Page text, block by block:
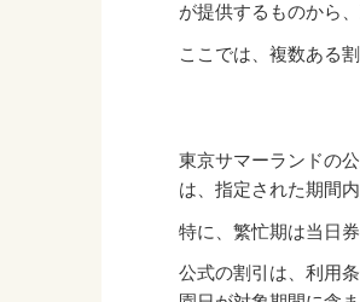
が提供するものから
ここでは、複数ある
東京サマーランドの
は、指定された期間
特に、繁忙期は当日
公式の割引は、利用